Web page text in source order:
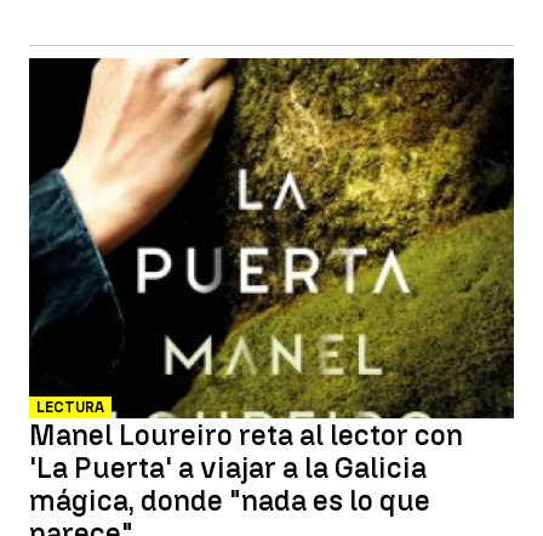
LECTURA
Manel Loureiro reta al lector con
'La Puerta' a viajar a la Galicia
mágica, donde "nada es lo que